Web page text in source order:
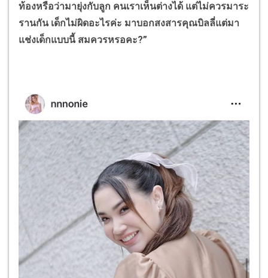
ท้องหรือว่ามายุ่งกับลูก คนเราเห็นต่างได้ แต่ไม่ควรมาระ
รานกัน เด็กไม่ผิดอะไรค่ะ มาบอกสงสารคุณบิลลี่แต่มา
แช่งเด็กแบบนี้ สมควรหรอคะ?”